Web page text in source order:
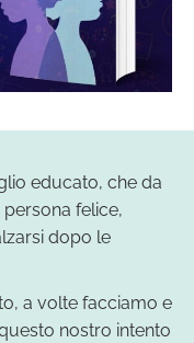
educato, che da
felice,
dopo le
a volte facciamo e
nostro intento